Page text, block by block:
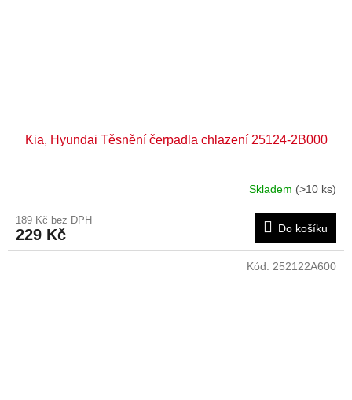
Kia, Hyundai Těsnění čerpadla chlazení 25124-2B000
Skladem (>10 ks)
189 Kč bez DPH
229 Kč Do košíku
Kód: 252122A600